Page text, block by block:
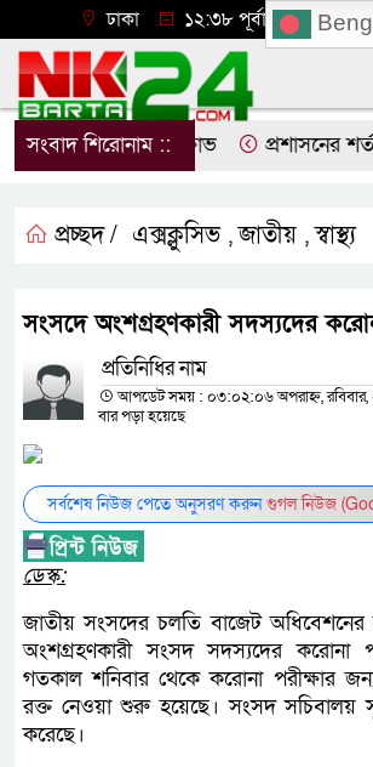
ঢাকা ১২:৩৮ পূর্বাহ্ন, শুক্রবার,
সংবাদ শিরোনাম ::
ছাত্রদলের বিক্ষোভ প্রশাসনের শর্ত
প্রচ্ছদ / এক্সক্লুসিভ ,জাতীয় ,স্বাস্থ্য
সংসদে অংশগ্রহণকারী সদস্যদের
প্রতিনিধির নাম
আপডেট সময় : ০৩:০২:০৬ অপরাহ্ন,
বার পড়া হয়েছে
সর্বশেষ নিউজ পেতে অনুসরণ করুনগুগল নিউজ
ডেস্ক:
জাতীয় সংসদের চলতি বাজেট অধিবেশনের
অংশগ্রহণকারী সংসদ সদস্যদের করোনা
গতকাল শনিবার থেকে করোনা পরীক্ষার
রক্ত নেওয়া শুরু হয়েছে। সংসদ সচিবালয়
করেছে।